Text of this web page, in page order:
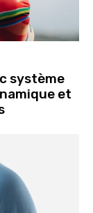
système
et